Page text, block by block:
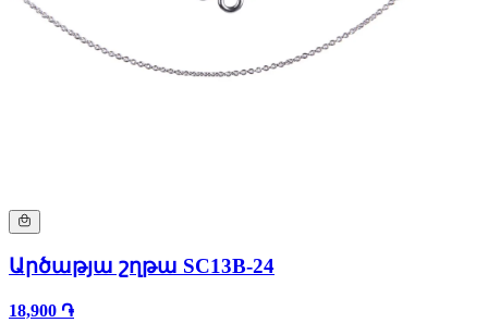
Արծաթյա շղթա SC13B-24
18,900 ֏